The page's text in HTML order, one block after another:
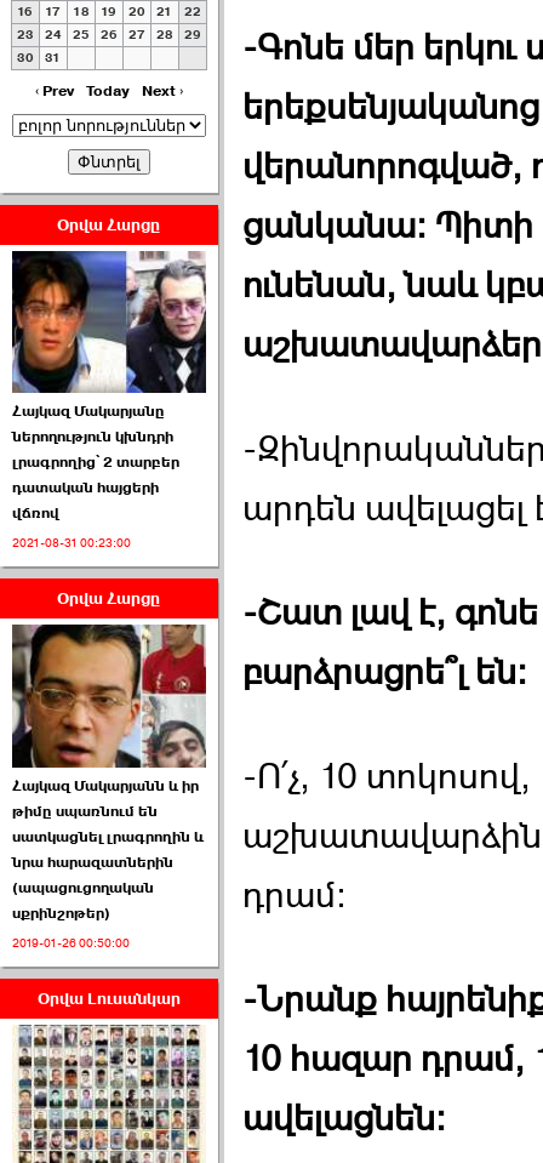
ԿՐԹՈՒԹԵԱՆ
ՃԱՆԱՊԱՐՀՈՎ ›››
2026-07-06 06:50:00
Ամենաշատը էսօրվանից
էի վախենում.Նիկոլայ
Եղիազարյան ›››
2026-07-05 23:19:00
ՏԵՍԱՆՅՈՒԹ․ Ի՞նչ
իրավիճակ է այս ›››
2026-07-04 10:40:00
Սահմանադրական
դատարանը մերժեց ›››
2026-07-02 00:39:00
ՈՒՂԻՂ․ ԱԺ-ն
Կառավարության ›››
2026-07-01 00:52:00
16
17 18 19 20 21
22
23
24 25 26 27 28
29
30
31
‹ Prev Today Next ›
Օրվա Հարցը
Հայկազ Մակարյանը
ներողություն կխնդրի
լրագրողից՝ 2 տարբեր
դատական հայցերի
վճռով
2021-08-31 00:23:00
Օրվա Հարցը
Հայկազ Մակարյանն և իր
թիմը սպառնում են
սատկացնել լրագրողին և
նրա հարազատներին
(ապացուցողական
սքրինշոթեր)
2019-01-26 00:50:00
Օրվա Լուսանկար
-Գոնե մեր
երեքսենյականոց
վերանորոգված,
ցանկանա: Պիտի
ունենան, նաև
-
արդեն ավելացել
-Շատ լավ է,
բարձրացրե՞լ են:
-Ո՛չ, 10
աշխատավարձին
դրամ:
-Նրանք
10 հազար դրամ,
ավելացնեն: